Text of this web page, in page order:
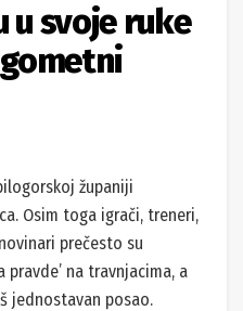
u svoje ruke
županiji
Osim toga igrači, treneri,
prečesto su
na travnjacima, a
jednostavan posao.